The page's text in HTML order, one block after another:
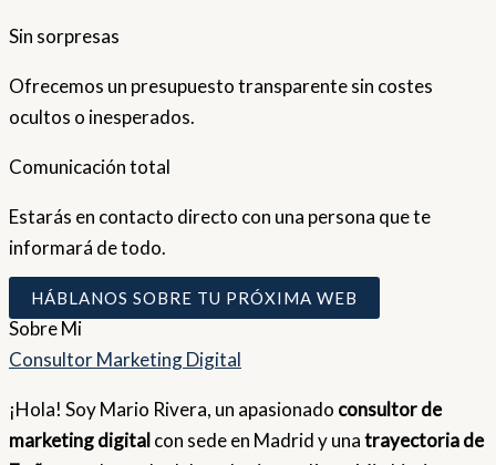
Sin sorpresas
Ofrecemos un presupuesto transparente sin costes
ocultos o inesperados.
Comunicación total
Estarás en contacto directo con una persona que te
informará de todo.
HÁBLANOS SOBRE TU PRÓXIMA WEB
SobreMi
Consultor Marketing Digital
¡Hola! Soy Mario Rivera, un apasionado consultor de
marketing digital con sede en Madrid y unatrayectoria de